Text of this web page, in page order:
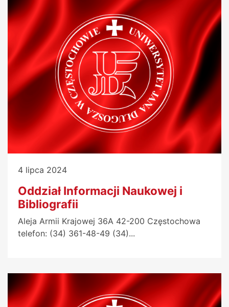
4 lipca 2024
Oddział Informacji Naukowej i
Bibliografii
Aleja Armii Krajowej 36A 42-200 Częstochowa
telefon: (34) 361-48-49 (34)...